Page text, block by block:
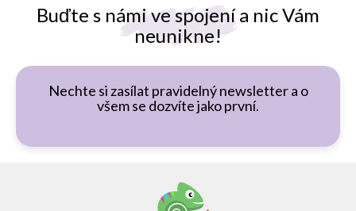
Buďte s námi ve spojení a nic Vám
neunikne!
Nechte si zasílat pravidelný newsletter a o
všem se dozvíte jako první.